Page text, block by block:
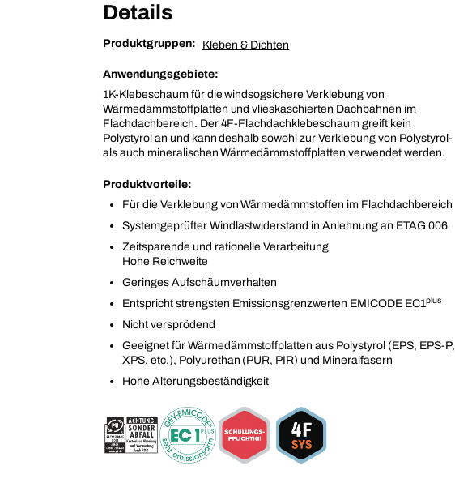
Details
Produktgruppen: Kleben & Dichten
Anwendungsgebiete:
1K-Klebeschaum für die windsogsichere Verklebung von
Wärmedämmstoffplatten und vlieskaschierten Dachbahnen im
Flachdachbereich. Der 4F-Flachdachklebeschaum greift kein
Polystyrol an und kann deshalb sowohl zur Verklebung von Polystyrol-
als auch mineralischen Wärmedämmstoffplatten verwendet werden.
Produktvorteile:
Für die Verklebung von Wärmedämmstoffen im Flachdachbereich
Systemgeprüfter Windlastwiderstand in Anlehnung an ETAG 006
Zeitsparende und rationelle Verarbeitung
Hohe Reichweite
Geringes Aufschäumverhalten
Entspricht strengsten Emissionsgrenzwerten EMICODE EC1plus
Nicht versprödend
Geeignet für Wärmedämmstoffplatten aus Polystyrol (EPS, EPS-P,
XPS, etc.), Polyurethan (PUR, PIR) und Mineralfasern
Hohe Alterungsbeständigkeit